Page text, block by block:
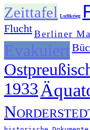
Zeittafel
Luftkrieg
FluchtBerliner
Evakuiert
1933